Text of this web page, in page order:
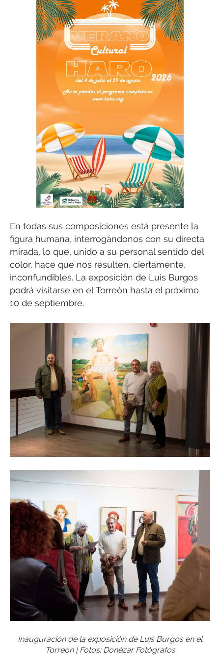
En todas sus composiciones está presente la
figura humana, interrogándonos con su directa
mirada, lo que, unido a su personal sentido del
color, hace que nos resulten, ciertamente,
inconfundibles. La exposición de Luis Burgos
podrá visitarse en el Torreón hasta el próximo
10 de septiembre.
Inauguración de la exposición de Luis Burgos en el
Torreón | Fotos: Donézar Fotógrafos